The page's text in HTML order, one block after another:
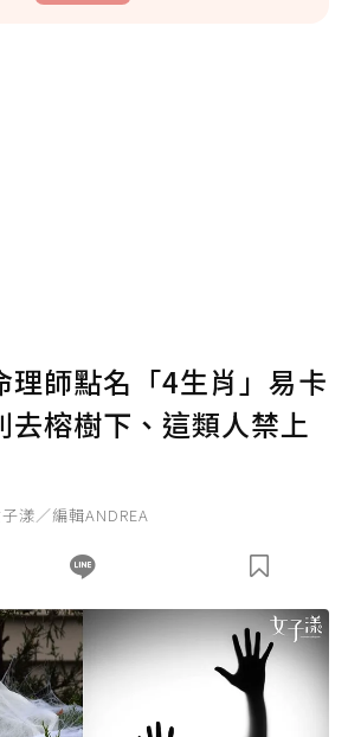
確認送出
利點數：0點；前往 購買點數
理師點名「4生肖」易卡
去榕樹下、這類人禁上
漾／編輯ANDREA